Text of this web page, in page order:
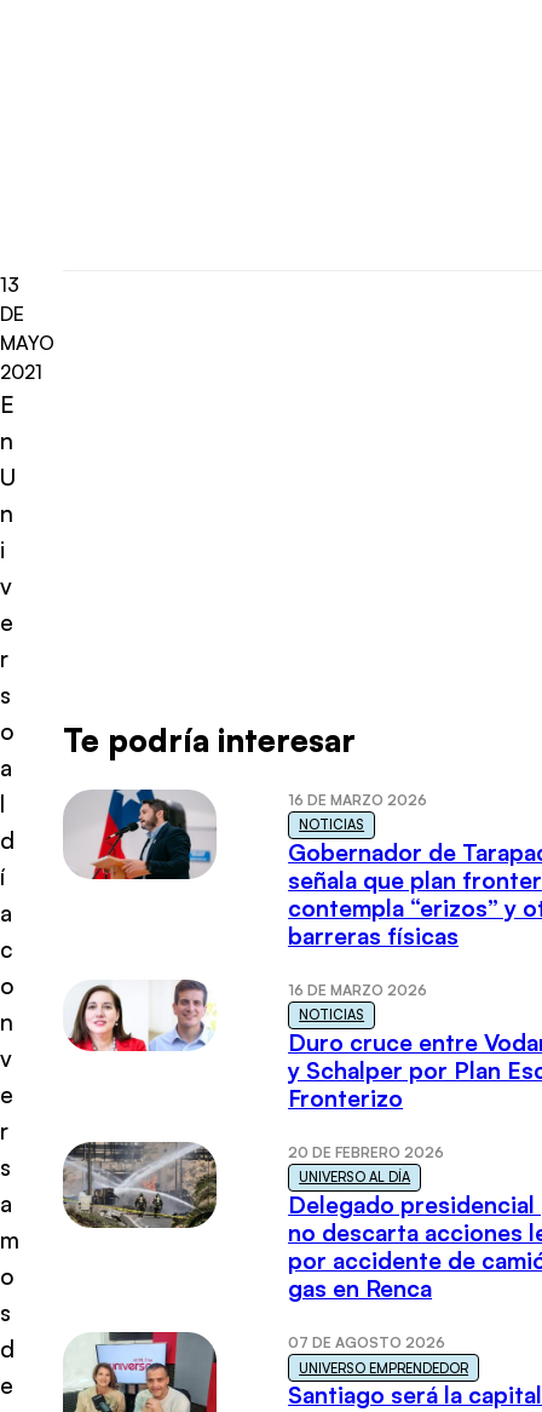
13
DE
MAYO
2021
E
n
U
n
i
v
e
r
s
o
a
l
d
í
a
c
o
n
v
e
r
s
a
m
o
s
d
e
Te podría interesar
16 DE MARZO 2026
NOTICIAS
Gobernador de
señala que plan
contempla “erizos” y
barreras físicas
16 DE MARZO 2026
NOTICIAS
Duro cruce entre
y Schalper por Plan
Fronterizo
20 DE FEBRERO 2026
UNIVERSO AL DÍA
Delegado presidencial
no descarta acciones
por accidente de
gas en Renca
07 DE AGOSTO 2026
UNIVERSO EMPRENDEDOR
Santiago será la